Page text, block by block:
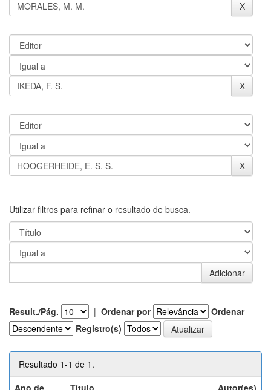
Utilizar filtros para refinar o resultado de busca.
Result./Pág. | Ordenar por
Ordenar
Registro(s)
Resultado 1-1 de 1.
Ano de
Título Autor(es)